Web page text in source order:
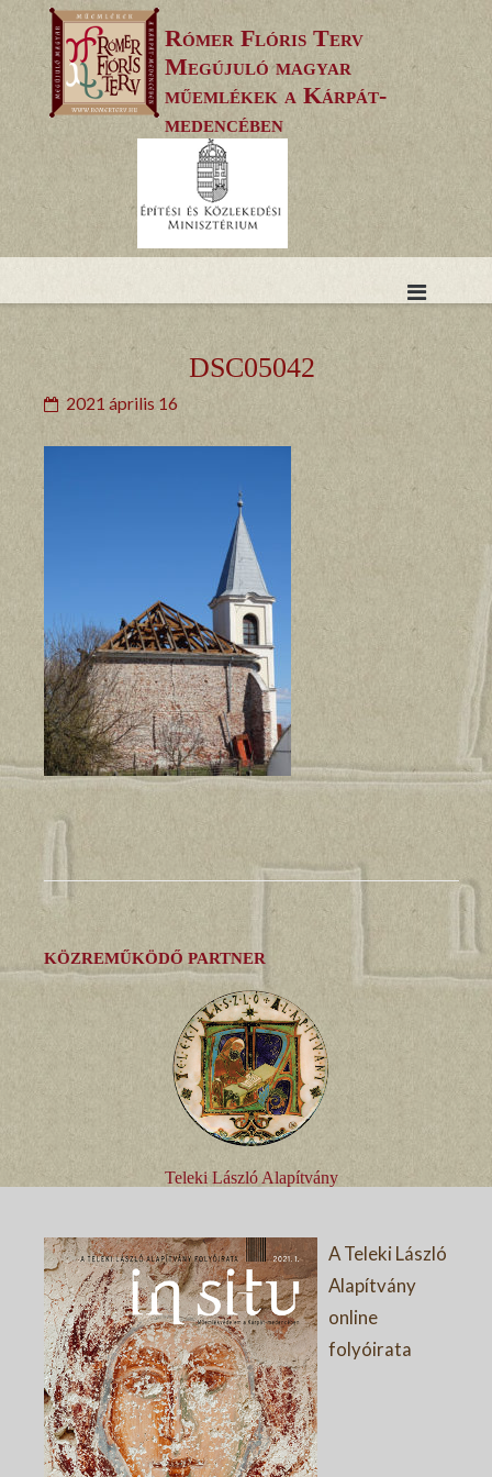
to
content
Rómer Flóris Terv
Megújuló magyar
műemlékek a Kárpát-
medencében
DSC05042
2021 április 16
KÖZREMŰKÖDŐ PARTNER
Teleki László Alapítvány
A Teleki László
Alapítvány
online
folyóirata